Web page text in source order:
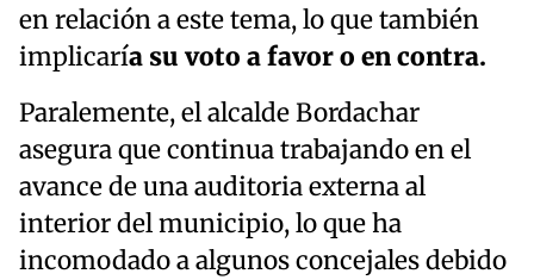
en relación a este tema, lo que también
implicaría su voto a favor o en contra.
Paralemente, el alcalde Bordachar
asegura que continua trabajando en el
avance de una auditoria externa al
interior del municipio, lo que ha
incomodado a algunos concejales debido